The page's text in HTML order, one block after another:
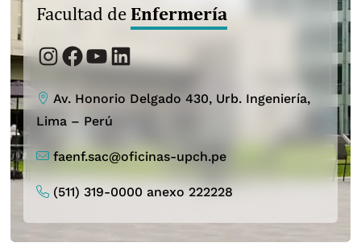
Facultad de Enfermería
Instagram
Facebook
YouTube
LinkedIn
Av. Honorio Delgado 430, Urb. Ingeniería,
Lima – Perú
faenf.sac@oficinas-upch.pe
(511) 319-0000 anexo 222228